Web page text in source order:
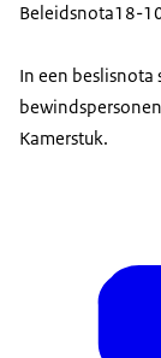
Beleidsnota18-
In een
Kamerstuk.